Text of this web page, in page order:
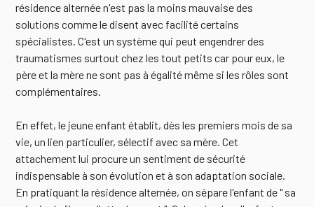
résidence alternée n'est pas la moins mauvaise des
solutions comme le disent avec facilité certains
spécialistes. C'est un système qui peut engendrer des
traumatismes surtout chez les tout petits car pour eux, le
père et la mère ne sont pas à égalité même si les rôles sont
complémentaires.
En effet, le jeune enfant établit, dès les premiers mois de sa
vie, un lien particulier, sélectif avec sa mère. Cet
attachement lui procure un sentiment de sécurité
indispensable à son évolution et à son adaptation sociale.
En pratiquant la résidence alternée, on sépare l'enfant de " sa